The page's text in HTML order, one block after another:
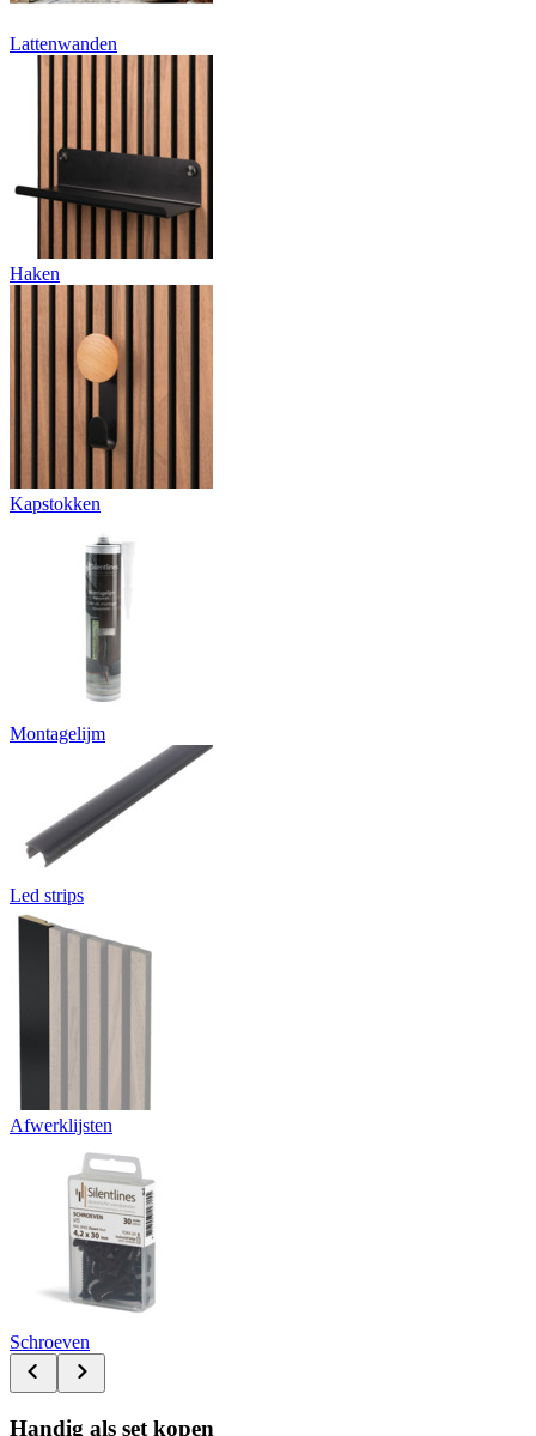
Lattenwanden
Haken
Kapstokken
Montagelijm
Led strips
Afwerklijsten
Schroeven
Handig als set kopen